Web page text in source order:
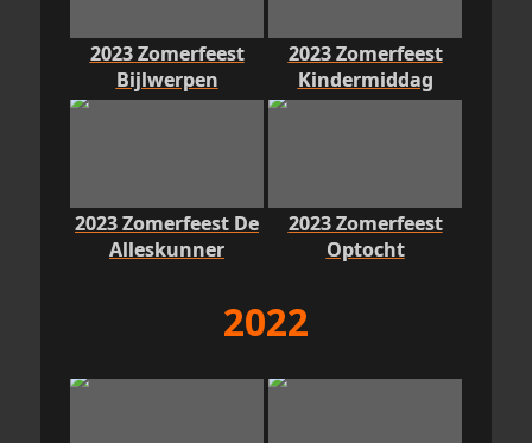
2023 Zomerfeest
Bijlwerpen
2023 Zomerfeest
Kindermiddag
2023 Zomerfeest De
Alleskunner
2023 Zomerfeest
Optocht
2022